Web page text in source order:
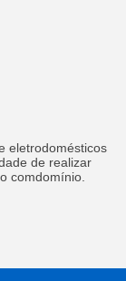
eletrodomésticos
de realizar
comdomínio.